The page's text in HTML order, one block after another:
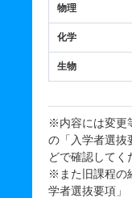
物理
化学
生物
※内容には変更
の「入学者選抜
どで確認してく
※また旧課程の
学者選抜要項」